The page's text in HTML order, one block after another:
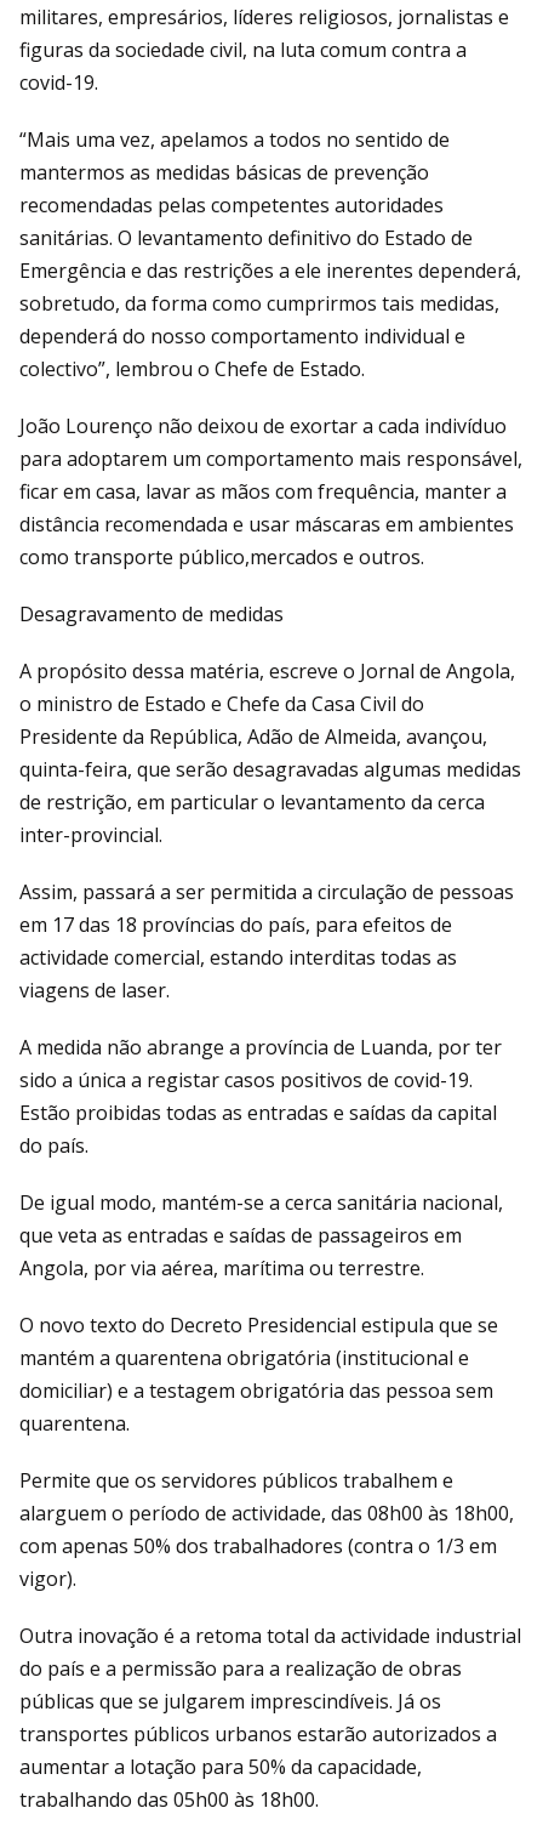
militares, empresários, líderes religiosos, jornalistas e
figuras da sociedade civil, na luta comum contra a
covid-19.
“Mais uma vez, apelamos a todos no sentido de
mantermos as medidas básicas de prevenção
recomendadas pelas competentes autoridades
sanitárias. O levantamento definitivo do Estado de
Emergência e das restrições a ele inerentes dependerá,
sobretudo, da forma como cumprirmos tais medidas,
dependerá do nosso comportamento individual e
colectivo”, lembrou o Chefe de Estado.
João Lourenço não deixou de exortar a cada indivíduo
para adoptarem um comportamento mais responsável,
ficar em casa, lavar as mãos com frequência, manter a
distância recomendada e usar máscaras em ambientes
como transporte público,mercados e outros.
Desagravamento de medidas
A propósito dessa matéria, escreve o Jornal de Angola,
o ministro de Estado e Chefe da Casa Civil do
Presidente da República, Adão de Almeida, avançou,
quinta-feira, que serão desagravadas algumas medidas
de restrição, em particular o levantamento da cerca
inter-provincial.
Assim, passará a ser permitida a circulação de pessoas
em 17 das 18 províncias do país, para efeitos de
actividade comercial, estando interditas todas as
viagens de laser.
A medida não abrange a província de Luanda, por ter
sido a única a registar casos positivos de covid-19.
Estão proibidas todas as entradas e saídas da capital
do país.
De igual modo, mantém-se a cerca sanitária nacional,
que veta as entradas e saídas de passageiros em
Angola, por via aérea, marítima ou terrestre.
O novo texto do Decreto Presidencial estipula que se
mantém a quarentena obrigatória (institucional e
domiciliar) e a testagem obrigatória das pessoa sem
quarentena.
Permite que os servidores públicos trabalhem e
alarguem o período de actividade, das 08h00 às 18h00,
com apenas 50% dos trabalhadores (contra o 1/3 em
vigor).
Outra inovação é a retoma total da actividade industrial
do país e a permissão para a realização de obras
públicas que se julgarem imprescindíveis. Já os
transportes públicos urbanos estarão autorizados a
aumentar a lotação para 50% da capacidade,
trabalhando das 05h00 às 18h00.